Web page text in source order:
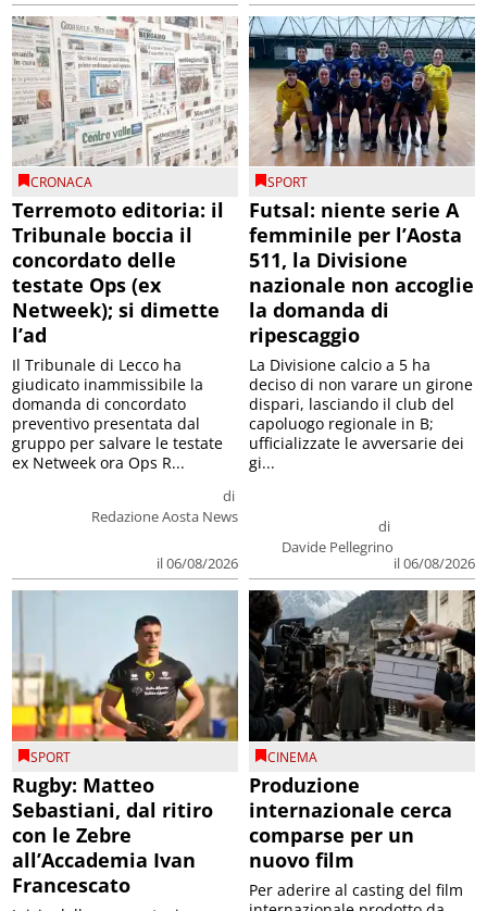
CRONACA
Terremoto editoria: il
Tribunale boccia il
concordato delle
testate Ops (ex
Netweek); si dimette
l’ad
di
Redazione Aosta News
il 06/08/2026
Il Tribunale di Lecco ha
giudicato inammissibile la
domanda di concordato
preventivo presentata dal
gruppo per salvare le testate
ex Netweek ora Ops R...
SPORT
Futsal: niente serie A
femminile per l’Aosta
511, la Divisione
nazionale non accoglie
la domanda di
ripescaggio
di
Davide Pellegrino
il 06/08/2026
La Divisione calcio a 5 ha
deciso di non varare un girone
dispari, lasciando il club del
capoluogo regionale in B;
ufficializzate le avversarie dei
gi...
SPORT
Rugby: Matteo
Sebastiani, dal ritiro
con le Zebre
all’Accademia Ivan
Francescato
CINEMA
Produzione
internazionale cerca
comparse per un
nuovo film
Per aderire al casting del film